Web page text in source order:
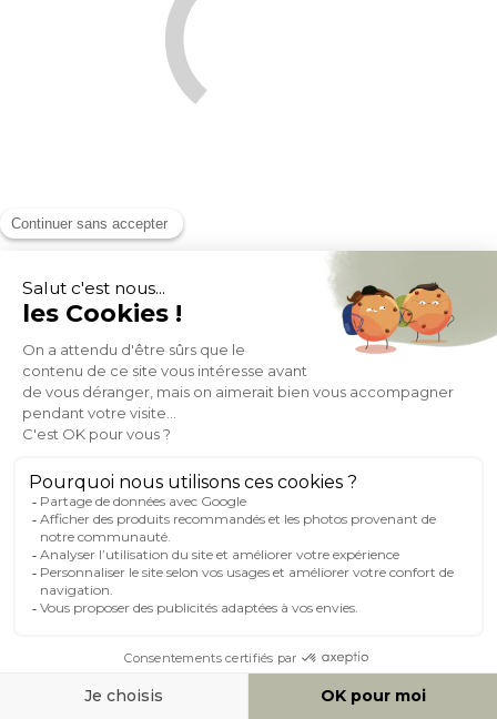
Table à manger design ronde en céramique noire et métal
D90 cm MALOU
Expedié en 24h/72h
339,99